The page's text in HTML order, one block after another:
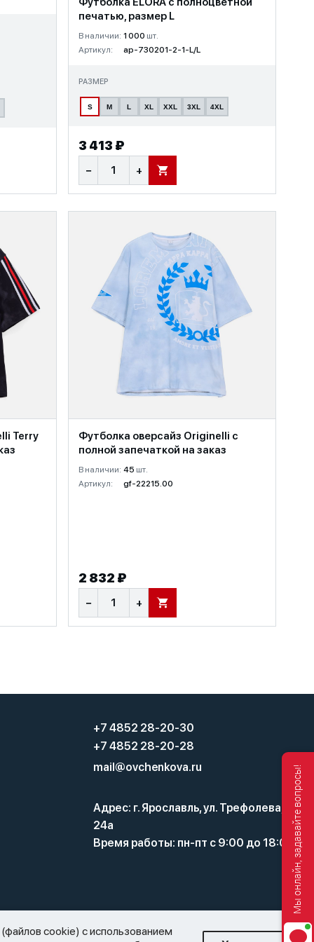
печатью, размер L
В наличии: 1 000 шт.
Артикул:
ap-730201-2-1-L/L
РАЗМЕР
S M L XL XXL 3XL 4XL
3 413 ₽
− + В КОРЗИНУ
Terry
Футболка оверсайз Originelli с
полной запечаткой на заказ
В наличии: 45 шт.
Артикул:
gf-22215.00
2 832 ₽
− + В КОРЗИНУ
+7 4852 28-20-30
+7 4852 28-20-28
mail@ovchenkova.ru
Адрес: г. Ярославль, ул. Трефолева,
24а
Время работы: пн-пт с 9:00 до 18:00
оборота этилового спирта, алкогольной и
торговлю алкоголем. Все материалы, размещенные на этом
cookie) с использованием
Мы онлайн, задавайте вопросы!